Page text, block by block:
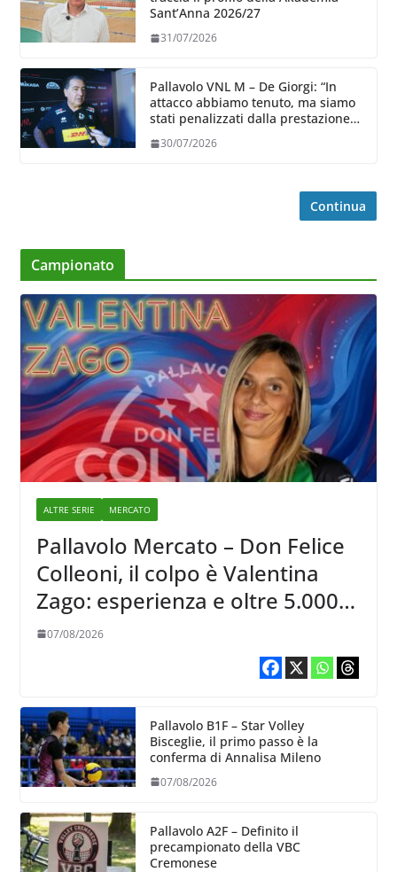
Sant’Anna 2026/27
31/07/2026
Pallavolo VNL M – De Giorgi: “In
attacco abbiamo tenuto, ma siamo
stati penalizzati dalla prestazione
30/07/2026
Continua
Campionato
ALTRE SERIE MERCATO
Pallavolo Mercato – Don Felice
Colleoni, il colpo è Valentina
Zago: esperienza e oltre 5.000
punti al servizio di Trescore
07/08/2026
Pallavolo B1F – Star Volley
Bisceglie, il primo passo è la
conferma di Annalisa Mileno
07/08/2026
Pallavolo A2F – Definito il
precampionato della VBC
Cremonese